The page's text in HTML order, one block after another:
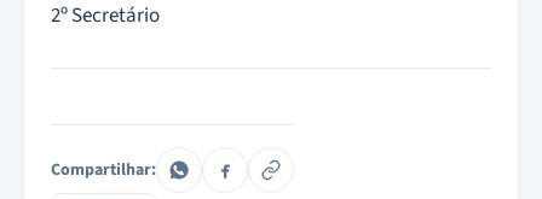
2º Secretário
Compartilhar: